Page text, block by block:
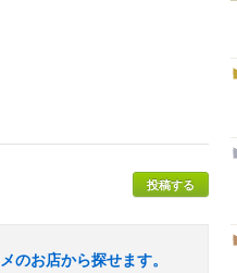
投稿する
のお店から探せます。